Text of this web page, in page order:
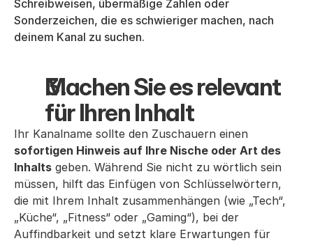
Schreibweisen, übermäßige Zahlen oder
Sonderzeichen, die es schwieriger machen, nach
deinem Kanal zu suchen.
Machen Sie es relevant
für Ihren Inhalt
Ihr Kanalname sollte den Zuschauern einen
sofortigen Hinweis auf Ihre Nische oder Art des
Inhalts geben. Während Sie nicht zu wörtlich sein
müssen, hilft das Einfügen von Schlüsselwörtern,
die mit Ihrem Inhalt zusammenhängen (wie „Tech“,
„Küche“, „Fitness“ oder „Gaming“), bei der
Auffindbarkeit und setzt klare Erwartungen für